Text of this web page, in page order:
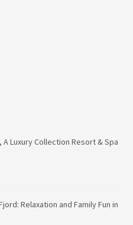
A Luxury Collection Resort & Spa
Relaxation and Family Fun in